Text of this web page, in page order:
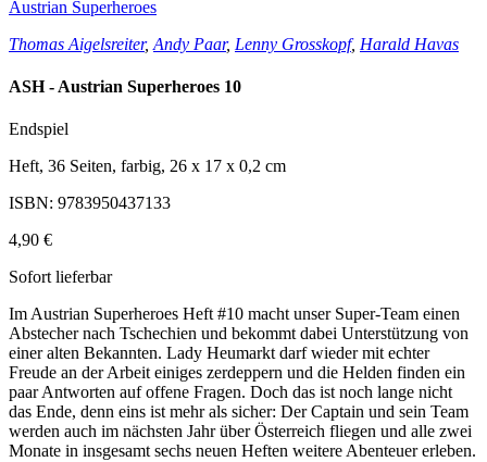
Austrian Superheroes
Thomas Aigelsreiter, Andy Paar, Lenny Grosskopf, Harald Havas
ASH - Austrian Superheroes 10
Endspiel
Heft, 36 Seiten, farbig, 26 x 17 x 0,2 cm
ISBN: 9783950437133
4,90 €
Sofort lieferbar
Im Austrian Superheroes Heft #10 macht unser Super-Team einen
Abstecher nach Tschechien und bekommt dabei Unterstützung von
einer alten Bekannten. Lady Heumarkt darf wieder mit echter
Freude an der Arbeit einiges zerdeppern und die Helden finden ein
paar Antworten auf offene Fragen. Doch das ist noch lange nicht
das Ende, denn eins ist mehr als sicher: Der Captain und sein Team
werden auch im nächsten Jahr über Österreich fliegen und alle zwei
Monate in insgesamt sechs neuen Heften weitere Abenteuer erleben.